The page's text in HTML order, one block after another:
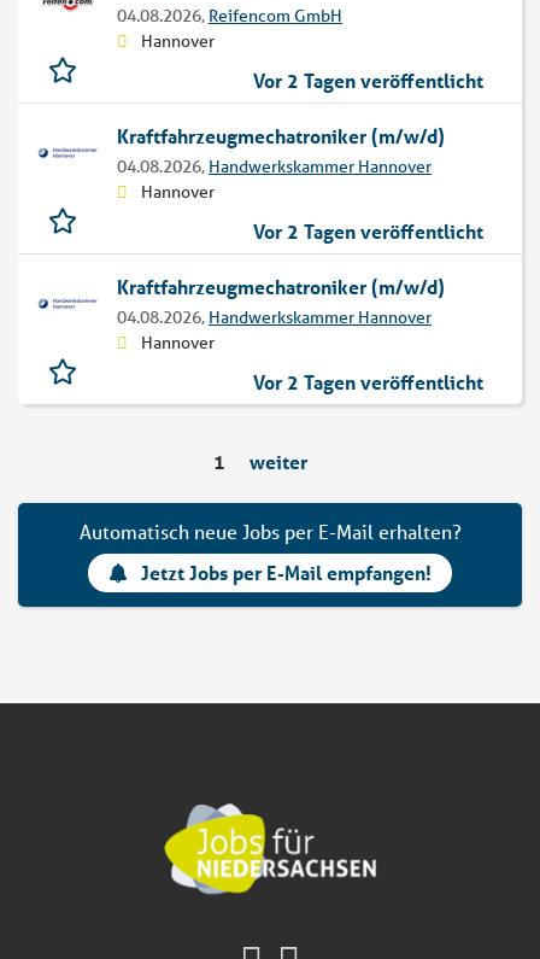
04.08.2026, Reifencom GmbH
Hannover
Vor 2 Tagen veröffentlicht
Kraftfahrzeugmechatroniker (m/w/d)
04.08.2026, Handwerkskammer Hannover
Hannover
Vor 2 Tagen veröffentlicht
Kraftfahrzeugmechatroniker (m/w/d)
04.08.2026, Handwerkskammer Hannover
Hannover
Vor 2 Tagen veröffentlicht
1 weiter
Automatisch neue Jobs per E-Mail erhalten?
Jetzt Jobs per E-Mail empfangen!